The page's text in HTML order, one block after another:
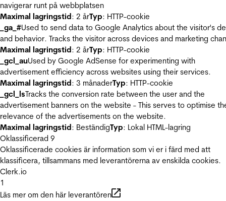
navigerar runt på webbplatsen
Maximal lagringstid: 2 årTyp: HTTP-cookie
_ga_#Used to send data to Google Analytics about the visitor's
and behavior. Tracks the visitor across devices and marketing
Maximal lagringstid: 2 årTyp: HTTP-cookie
_gcl_auUsed by Google AdSense for experimenting with
advertisement efficiency across websites using their services.
Maximal lagringstid: 3 månaderTyp: HTTP-cookie
_gcl_lsTracks the conversion rate between the user and the
advertisement banners on the website - This serves to optimise
relevance of the advertisements on the website.
Maximal lagringstid: BeständigTyp: Lokal HTML-lagring
Oklassificerad 9
Oklassificerade cookies är information som vi er i färd med att
klassificera, tillsammans med leverantörerna av enskilda cookies.
Clerk.io
1
Läs mer om den här leverantören